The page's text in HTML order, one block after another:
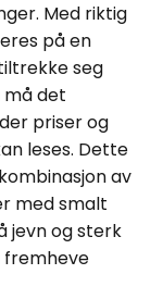
Med riktig
på en
seg
må det
priser og
leses. Dette
av
med smalt
jevn og sterk
fremheve